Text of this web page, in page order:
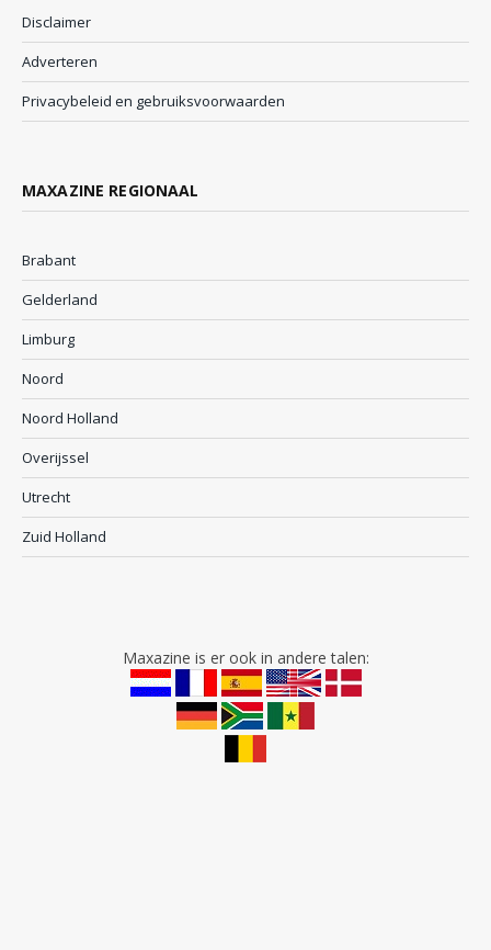
Disclaimer
Adverteren
Privacybeleid en gebruiksvoorwaarden
MAXAZINE REGIONAAL
Brabant
Gelderland
Limburg
Noord
Noord Holland
Overijssel
Utrecht
Zuid Holland
Maxazine is er ook in andere talen: